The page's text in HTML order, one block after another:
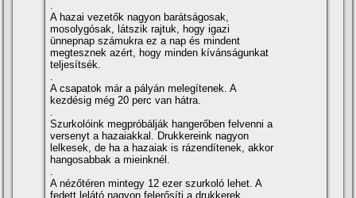
A hazai vezetők nagyon barátságosak,
mosolygósak, látszik rajtuk, hogy igazi
ünnepnap számukra ez a nap és mindent
megtesznek azért, hogy minden kí­vánságunkat
teljesí­tsék.
A csapatok már a pályán melegí­tenek. A
kezdésig még 20 perc van hátra.
Szurkolóink megpróbálják hangerőben felvenni a
versenyt a hazaiakkal. Drukkereink nagyon
lelkesek, de ha a hazaiak is rázendí­tenek, akkor
hangosabbak a mieinknél.
A nézőtéren mintegy 12 ezer szurkoló lehet. A
fedett lelátó nagyon felerősí­ti a drukkerek